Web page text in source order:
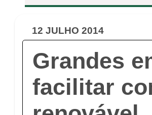
12 JULHO 2014
Grandes
facilitar